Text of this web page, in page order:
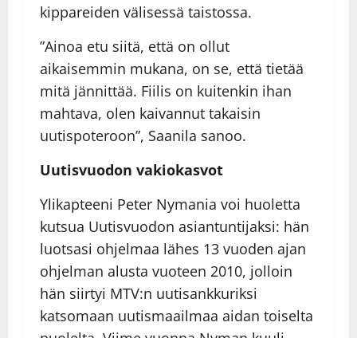
kippareiden välisessä taistossa.
”Ainoa etu siitä, että on ollut
aikaisemmin mukana, on se, että tietää
mitä jännittää. Fiilis on kuitenkin ihan
mahtava, olen kaivannut takaisin
uutispoteroon”, Saanila sanoo.
Uutisvuodon vakiokasvot
Ylikapteeni Peter Nymania voi huoletta
kutsua Uutisvuodon asiantuntijaksi: hän
luotsasi ohjelmaa lähes 13 vuoden ajan
ohjelman alusta vuoteen 2010, jolloin
hän siirtyi MTV:n uutisankkuriksi
katsomaan uutismaailmaa aidan toiselta